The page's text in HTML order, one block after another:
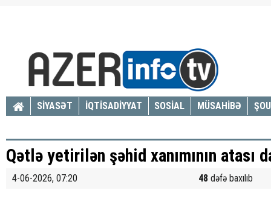
SİYASƏT İQTİSADİYYAT SOSİAL MÜSAHİBƏ
Qətlə yetirilən şəhid xanımının atası
4-06-2026, 07:20 48 dəfə baxılıb